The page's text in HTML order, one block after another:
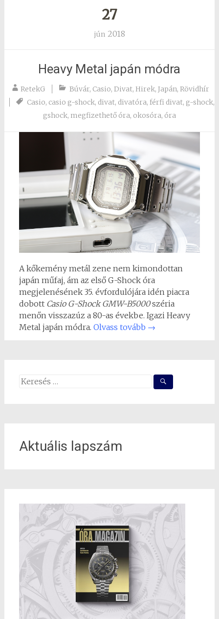
27
jún 2018
Heavy Metal japán módra
RetekG Búvár, Casio, Divat, Hirek, Japán, Rövidhír
Casio, casio g-shock, divat, divatóra, férfi divat, g-shock,
gshock, megfizethető óra, okosóra, óra
A kőkemény metál zene nem kimondottan
japán műfaj, ám az első G-Shock óra
megjelenésének 35. évfordulójára idén piacra
dobott Casio G-Shock GMW-B5000széria
menőn visszazúz a 80-as évekbe. Igazi Heavy
Metal japán módra. Olvass tovább →
Search
Aktuális lapszám